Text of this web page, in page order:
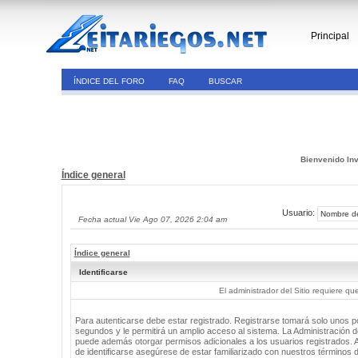
Principal
ÍNDICE DEL FORO FAQ BUSCAR
Bienvenido
Índice general
Fecha actual Vie Ago 07, 2026 2:04 am
Usuario:
Índice general
Identificarse
El administrador del Sitio requiere
Para autenticarse debe estar registrado. Registrarse tomará solo unos
segundos y le permitirá un amplio acceso al sistema. La Administración
puede además otorgar permisos adicionales a los usuarios registrados.
de identificarse asegúrese de estar familiarizado con nuestros términos